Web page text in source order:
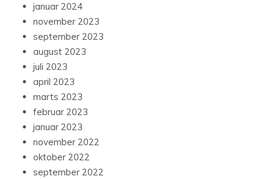
januar 2024
november 2023
september 2023
august 2023
juli 2023
april 2023
marts 2023
februar 2023
januar 2023
november 2022
oktober 2022
september 2022